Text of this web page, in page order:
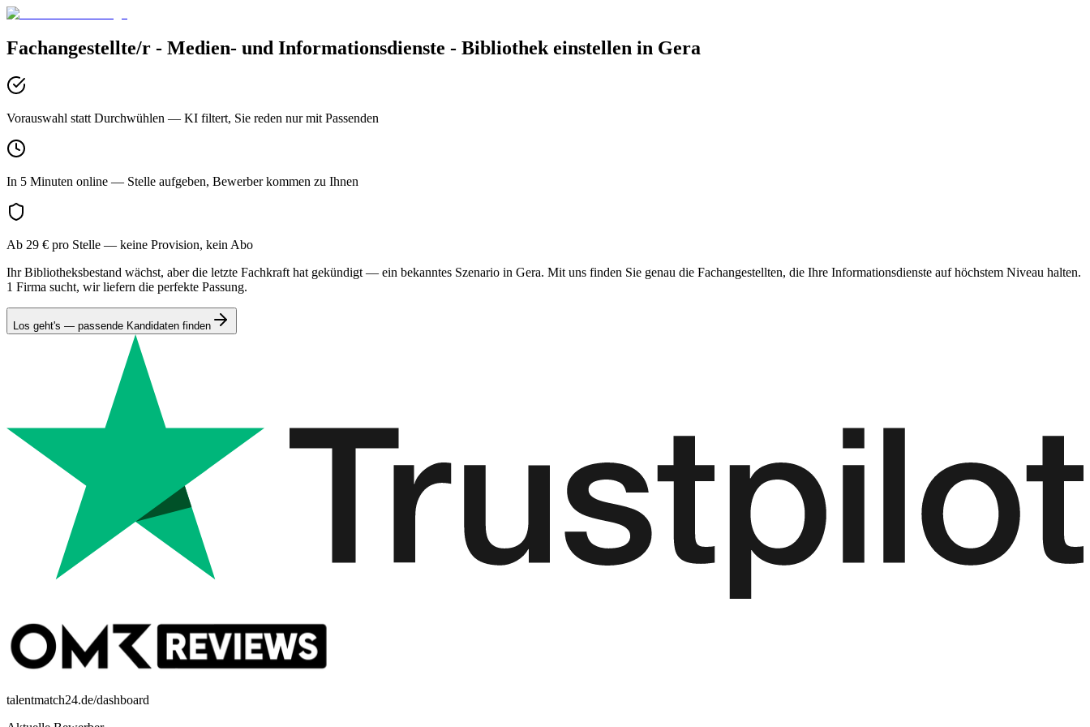
Fachangestellte/r - Medien- und Informationsdienste - Bibliothek einstellen in Gera
Vorauswahl statt Durchwühlen — KI filtert, Sie reden nur mit Passenden
In 5 Minuten online — Stelle aufgeben, Bewerber kommen zu Ihnen
Ab 29 € pro Stelle — keine Provision, kein Abo
Ihr Bibliotheksbestand wächst, aber die letzte Fachkraft hat gekündigt — ein bekanntes Szenario in Gera. Mit uns finden Sie genau die Fachangestellten, die Ihre Informationsdienste auf höchstem Niveau halten.
1 Firma sucht, wir liefern die perfekte Passung.
Los geht's — passende Kandidaten finden
talentmatch24.de/dashboard